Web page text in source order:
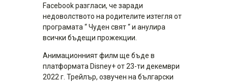
Facebook разгласи, че заради
недоволството на родителите изтегля от
програмата “ Чуден свят “ и анулира
всички бъдещи прожекции.
Анимационният филм ще бъде в
платформата Disney+ от 23-ти декември
2022 г. Трейлър, озвучен на български